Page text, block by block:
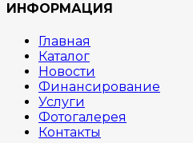
ИНФОРМАЦИЯ
Главная
Каталог
Новости
Финансирование
Услуги
Фотогалерея
Контакты